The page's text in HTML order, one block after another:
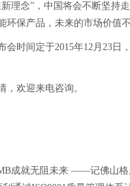
新理念”，中国将会不断坚持
环保产品，未来的市场价值
时间定于2015年12月23日，
欢迎来电咨询。
成就无阻未来 ——记佛山格